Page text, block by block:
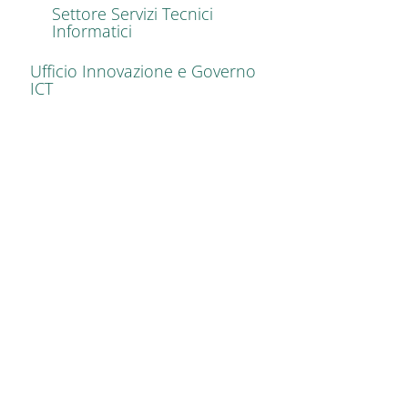
Settore Servizi Tecnici
Informatici
Ufficio Innovazione e Governo
ICT